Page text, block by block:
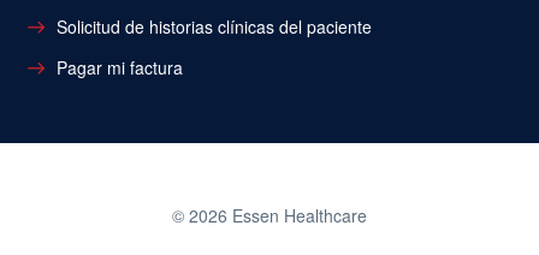
Solicitud de historias clínicas del paciente
Pagar mi factura
© 2026 Essen Healthcare